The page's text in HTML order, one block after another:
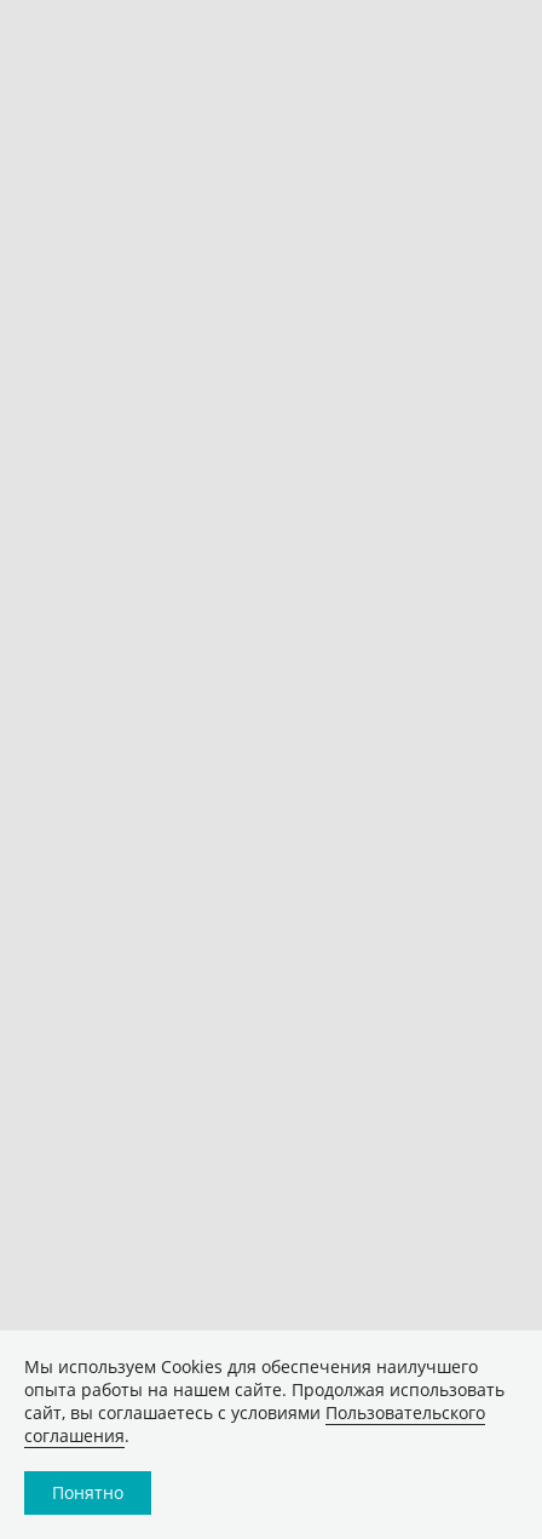
Мы используем Сookies для обеспечения наилучшего
опыта работы на нашем сайте. Продолжая использовать
сайт, вы соглашаетесь с условиями Пользовательского
соглашения.
Понятно